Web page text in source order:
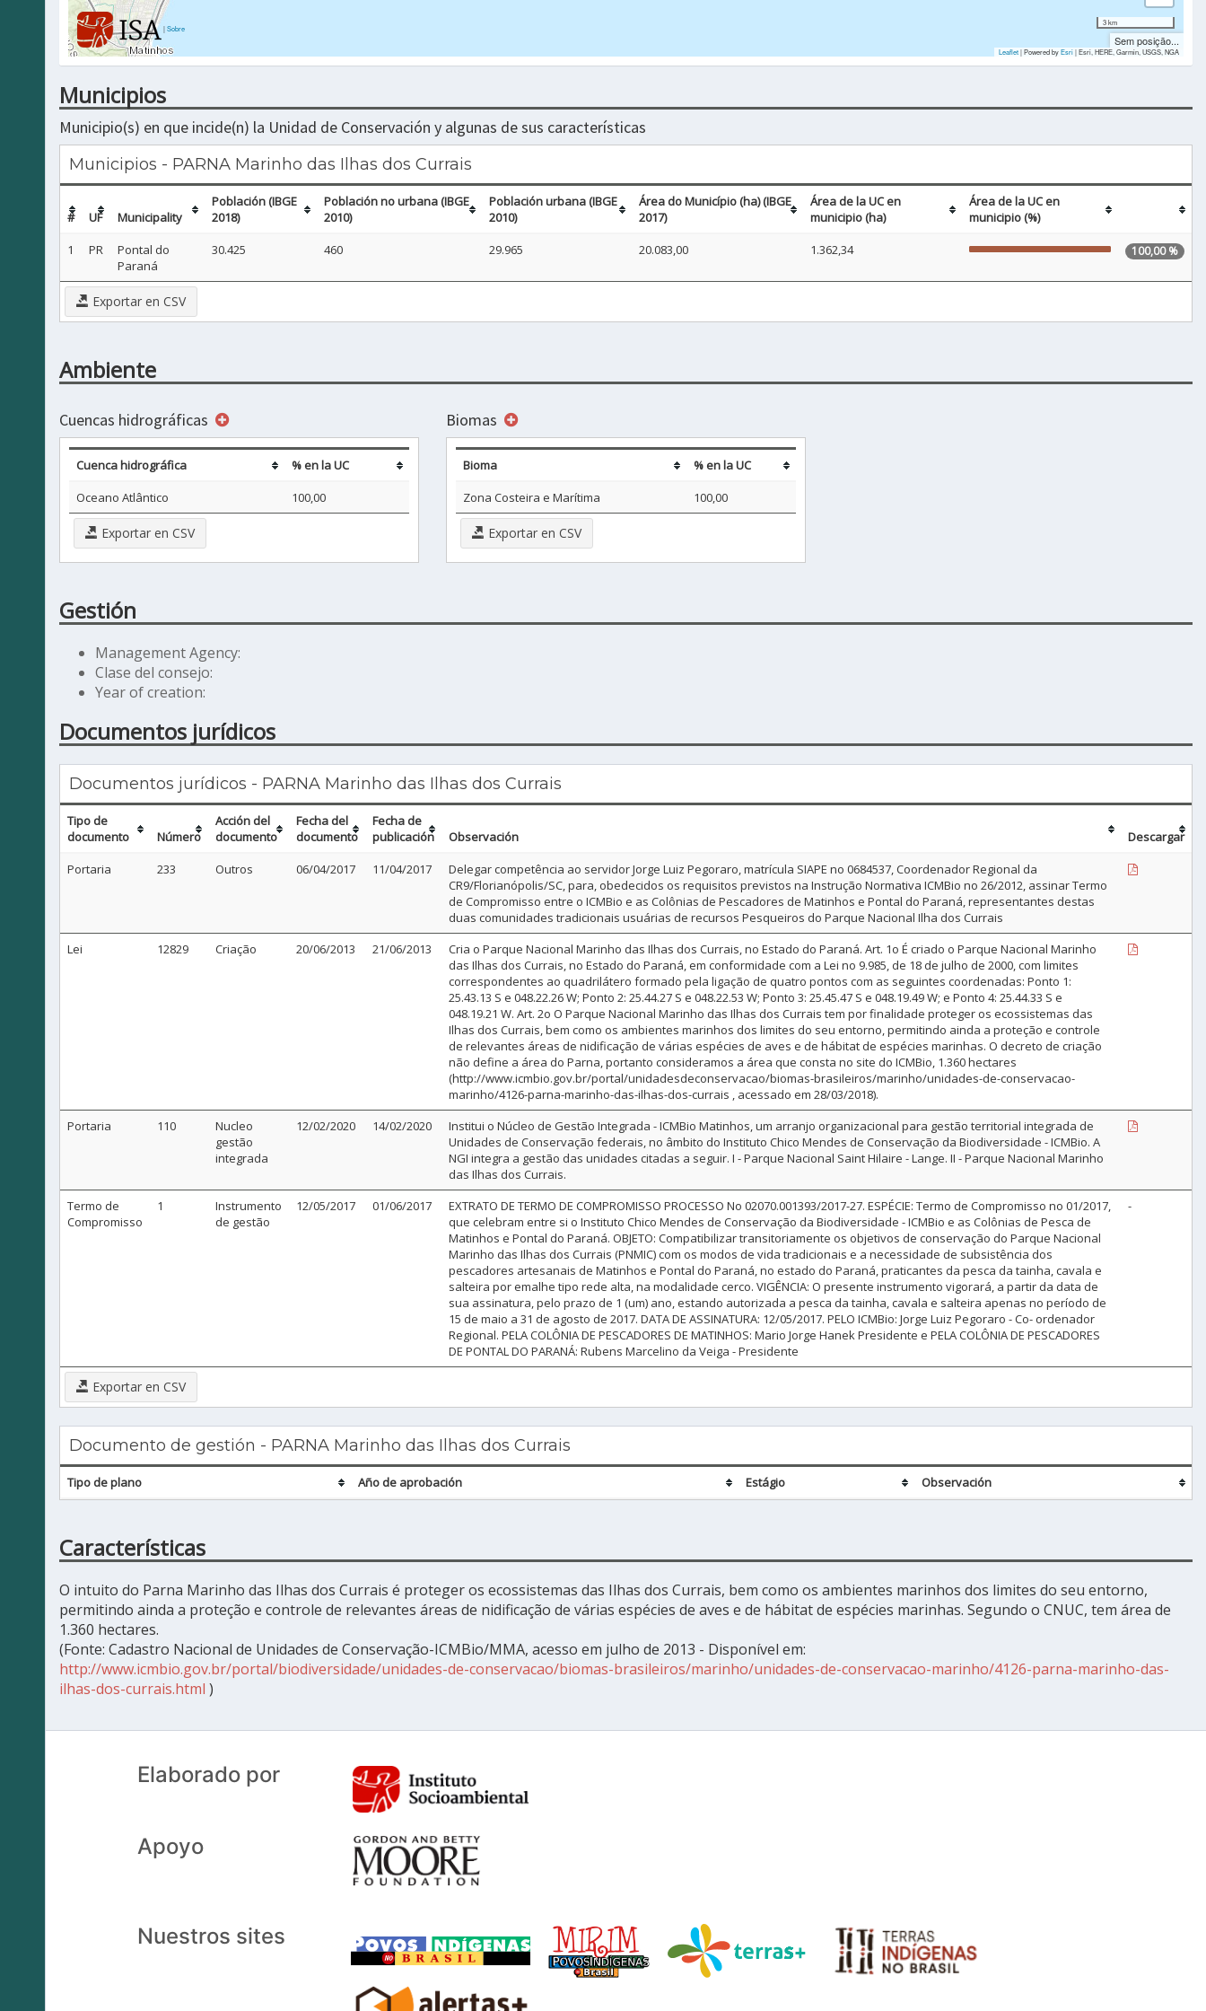
|Sobre
3 km
Sem posição...
Leaflet| Powered byEsri|Esri, HERE, Garmin, USGS, NGA
Municipios
Municipio(s) en que incide(n) la Unidad de Conservación y algunas de sus características
Municipios - PARNA Marinho das Ilhas dos Currais
# UF Municipality
Población (IBGE
2018)
Población no urbana (IBGE
2010)
Población urbana (IBGE
2010)
Área do Município (ha) (IBGE
2017)
Área de la UC en
municipio (ha)
Área de la UC en
municipio (%)
1
PR
Pontal do
Paraná
30.425 460 29.965 20.083,00 1.362,34 100,00 %
Exportar en CSV
Ambiente
Cuencas hidrográficas
Cuenca hidrográfica
% en la UC
Oceano Atlântico
100,00
Exportar en CSV
Biomas
Bioma
% en la UC
Zona Costeira e Marítima
100,00
Exportar en CSV
Gestión
Management Agency:
Clase del consejo:
Year of creation:
Documentos jurídicos
Documentos jurídicos - PARNA Marinho das Ilhas dos Currais
Tipo de
documento
Número
Acción del
documento
Fecha del
documento
Fecha de
publicación
Observación
Descargar
Portaria
233 Outros 06/04/2017 11/04/2017
Delegar competência ao servidor Jorge Luiz Pegoraro, matrícula SIAPE no 0684537, Coordenador Regional da
CR9/Florianópolis/SC, para, obedecidos os requisitos previstos na Instrução Normativa ICMBio no 26/2012, assinar Termo
de Compromisso entre o ICMBio e as Colônias de Pescadores de Matinhos e Pontal do Paraná, representantes destas
duas comunidades tradicionais usuárias de recursos Pesqueiros do Parque Nacional Ilha dos Currais
Lei
12829 Criação 20/06/2013 21/06/2013
Cria o Parque Nacional Marinho das Ilhas dos Currais, no Estado do Paraná. Art. 1o É criado o Parque Nacional Marinho
das Ilhas dos Currais, no Estado do Paraná, em conformidade com a Lei no 9.985, de 18 de julho de 2000, com limites
correspondentes ao quadrilátero formado pela ligação de quatro pontos com as seguintes coordenadas: Ponto 1:
25.43.13 S e 048.22.26 W; Ponto 2: 25.44.27 S e 048.22.53 W; Ponto 3: 25.45.47 S e 048.19.49 W; e Ponto 4: 25.44.33 S e
048.19.21 W. Art. 2o O Parque Nacional Marinho das Ilhas dos Currais tem por finalidade proteger os ecossistemas das
Ilhas dos Currais, bem como os ambientes marinhos dos limites do seu entorno, permitindo ainda a proteção e controle
de relevantes áreas de nidificação de várias espécies de aves e de hábitat de espécies marinhas. O decreto de criação
não define a área do Parna, portanto consideramos a área que consta no site do ICMBio, 1.360 hectares
(http://www.icmbio.gov.br/portal/unidadesdeconservacao/biomas-brasileiros/marinho/unidades-de-conservacao-
marinho/4126-parna-marinho-das-ilhas-dos-currais , acessado em 28/03/2018).
Portaria
110
Nucleo
gestão
integrada
12/02/2020 14/02/2020
Institui o Núcleo de Gestão Integrada - ICMBio Matinhos, um arranjo organizacional para gestão territorial integrada de
Unidades de Conservação federais, no âmbito do Instituto Chico Mendes de Conservação da Biodiversidade - ICMBio. A
NGI integra a gestão das unidades citadas a seguir. I - Parque Nacional Saint Hilaire - Lange. II - Parque Nacional Marinho
das Ilhas dos Currais.
Termo de
Compromisso
1
Instrumento
de gestão
12/05/2017 01/06/2017
EXTRATO DE TERMO DE COMPROMISSO PROCESSO No 02070.001393/2017-27. ESPÉCIE: Termo de Compromisso no 01/2017,
que celebram entre si o Instituto Chico Mendes de Conservação da Biodiversidade - ICMBio e as Colônias de Pesca de
Matinhos e Pontal do Paraná. OBJETO: Compatibilizar transitoriamente os objetivos de conservação do Parque Nacional
Marinho das Ilhas dos Currais (PNMIC) com os modos de vida tradicionais e a necessidade de subsistência dos
pescadores artesanais de Matinhos e Pontal do Paraná, no estado do Paraná, praticantes da pesca da tainha, cavala e
salteira por emalhe tipo rede alta, na modalidade cerco. VIGÊNCIA: O presente instrumento vigorará, a partir da data de
sua assinatura, pelo prazo de 1 (um) ano, estando autorizada a pesca da tainha, cavala e salteira apenas no período de
15 de maio a 31 de agosto de 2017. DATA DE ASSINATURA: 12/05/2017. PELO ICMBio: Jorge Luiz Pegoraro - Co- ordenador
Regional. PELA COLÔNIA DE PESCADORES DE MATINHOS: Mario Jorge Hanek Presidente e PELA COLÔNIA DE PESCADORES
DE PONTAL DO PARANÁ: Rubens Marcelino da Veiga - Presidente
-
Exportar en CSV
Documento de gestión - PARNA Marinho das Ilhas dos Currais
Tipo de plano Año de aprobación Estágio Observación
Características
O intuito do Parna Marinho das Ilhas dos Currais é proteger os ecossistemas das Ilhas dos Currais, bem como os ambientes marinhos dos limites do seu entorno,
permitindo ainda a proteção e controle de relevantes áreas de nidificação de várias espécies de aves e de hábitat de espécies marinhas. Segundo o CNUC, tem área de
1.360 hectares.
(Fonte: Cadastro Nacional de Unidades de Conservação-ICMBio/MMA, acesso em julho de 2013 - Disponível em:
http://www.icmbio.gov.br/portal/biodiversidade/unidades-de-conservacao/biomas-brasileiros/marinho/unidades-de-conservacao-marinho/4126-parna-marinho-das-
ilhas-dos-currais.html )